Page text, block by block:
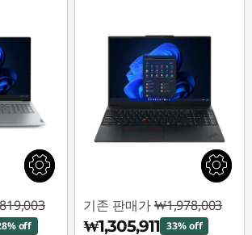
off
기존 판매가 ₩1,978,003
₩1,305,911 33% off